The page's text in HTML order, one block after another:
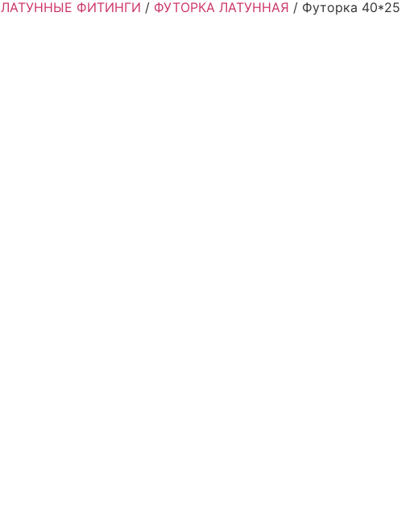
ЛАТУННЫЕ ФИТИНГИ / ФУТОРКА ЛАТУННАЯ / Футорка 40*25